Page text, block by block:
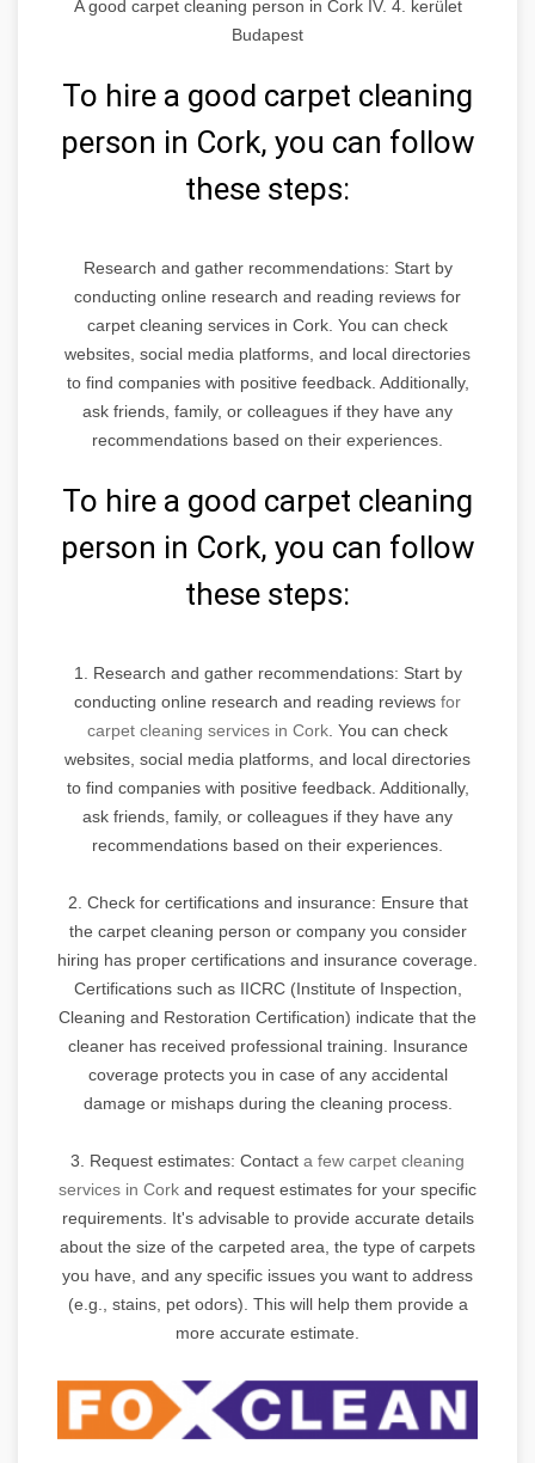
A good carpet cleaning person in Cork IV. 4. kerület
Budapest
To hire a good carpet cleaning
person in Cork, you can follow
these steps:
Research and gather recommendations: Start by
conducting online research and reading reviews for
carpet cleaning services in Cork. You can check
websites, social media platforms, and local directories
to find companies with positive feedback. Additionally,
ask friends, family, or colleagues if they have any
recommendations based on their experiences.
To hire a good carpet cleaning
person in Cork, you can follow
these steps:
1. Research and gather recommendations: Start by
conducting online research and reading reviews for
carpet cleaning services in Cork . You can check
websites, social media platforms, and local directories
to find companies with positive feedback. Additionally,
ask friends, family, or colleagues if they have any
recommendations based on their experiences.
2. Check for certifications and insurance: Ensure that
the carpet cleaning person or company you consider
hiring has proper certifications and insurance coverage.
Certifications such as IICRC (Institute of Inspection,
Cleaning and Restoration Certification) indicate that the
cleaner has received professional training. Insurance
coverage protects you in case of any accidental
damage or mishaps during the cleaning process.
3. Request estimates: Contact a few carpet cleaning
services in Cork and request estimates for your specific
requirements. It's advisable to provide accurate details
about the size of the carpeted area, the type of carpets
you have, and any specific issues you want to address
(e.g., stains, pet odors). This will help them provide a
more accurate estimate.